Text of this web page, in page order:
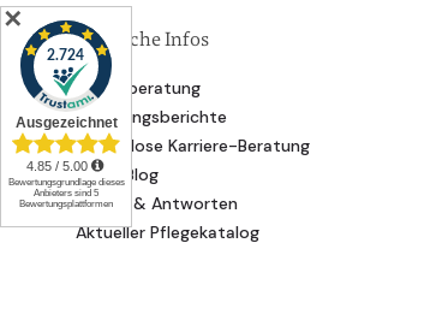
Nützliche Infos
Förderberatung
Erfahrungsberichte
Kostenlose Karriere-Beratung
Unser Blog
Fragen & Antworten
Aktueller Pflegekatalog
✕